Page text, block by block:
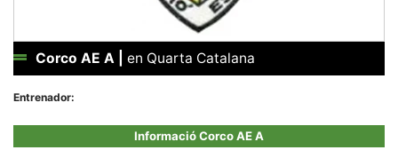
Corco AE A en Quarta Catalana
Entrenador:
Informació Corco AE A